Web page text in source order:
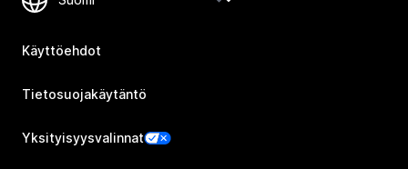
Käyttöehdot
Tietosuojakäytäntö
Yksityisyysvalinnat